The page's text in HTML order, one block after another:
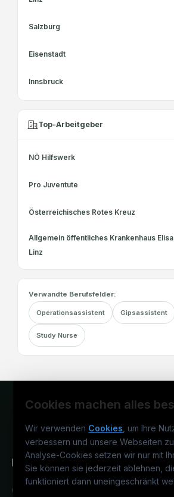
Salzburg
Eisenstadt
Innsbruck
Top-Arbeitgeber
NÖ Hilfswerk
Pro Juventute
Österreichisches Rotes Kreuz
Allgemein öffentliches Krankenhaus
Linz
Verwandte Berufsfelder:
Operationsassistent Gipsassistent
Study Nurse
Cookies machen alles
Wir verwenden Cookies , um Ihre
verbessern und unsere Webseiten
Analyse-Cookies setzen wir nur mit
Sie können sie jederzeit ablehnen,
funktioniert dann uneingeschränkt
Österreichs medizinisches